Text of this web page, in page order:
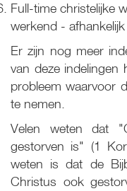
Full-time christelijke
werkend -
Er zijn nog meer
van deze indelingen
probleem waarvoor
te nemen.
Velen weten dat
gestorven is" (1
weten is dat de
Christus ook